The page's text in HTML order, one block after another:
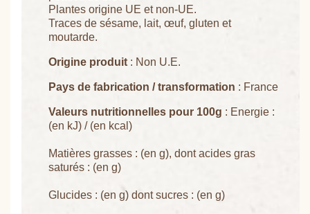
Plantes origine UE et non-UE.
Traces de sésame, lait, œuf, gluten et
moutarde.
Origine produit : Non U.E.
Pays de fabrication / transformation : France
Valeurs nutritionnelles pour 100g : Energie :
(en kJ) / (en kcal)
Matières grasses : (en g), dont acides gras
saturés : (en g)
Glucides : (en g) dont sucres : (en g)